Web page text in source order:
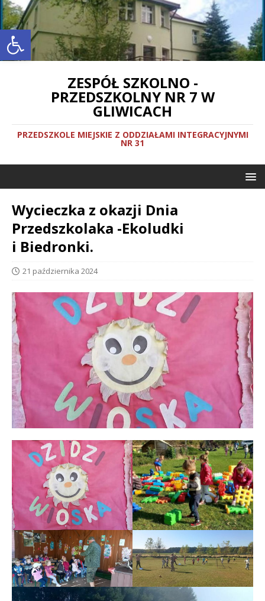
Otwórz pasek narzędzi
ZESPÓŁ SZKOLNO -
PRZEDSZKOLNY NR 7 W
GLIWICACH
PRZEDSZKOLE MIEJSKIE Z ODDZIAŁAMI INTEGRACYJNYMI
NR 31
Wycieczka z okazji Dnia
Przedszkolaka -Ekoludki
i Biedronki.
21 października 2024